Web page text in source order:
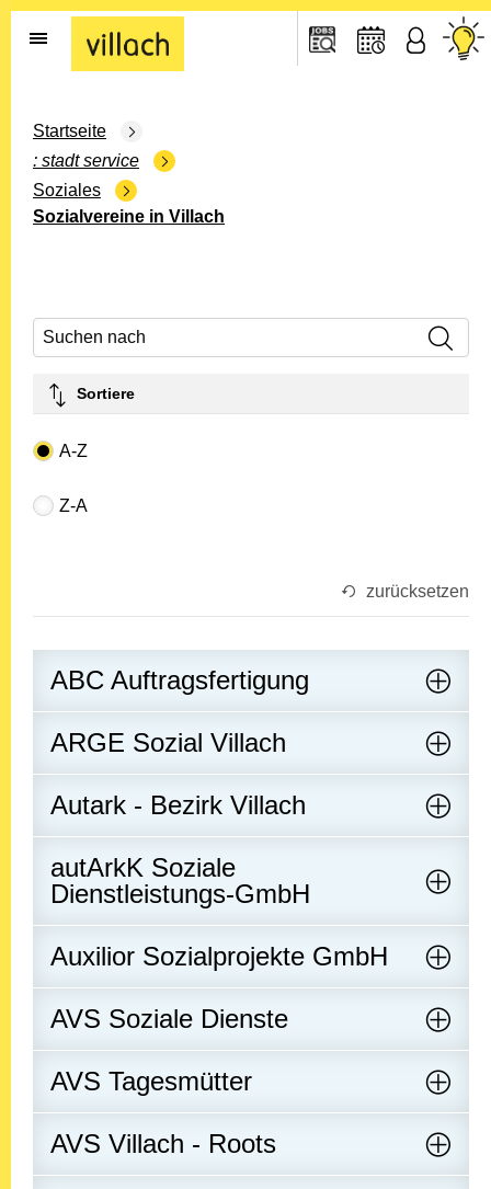
Gehe zur Startseite
Startseite
stadt service
Soziales
Sozialvereine in Villach
Suchen nach
Sortiere
Drop-down- Art
A-Z
Z-A
zurücksetzen
ABC Auftragsfertigung
ARGE Sozial Villach
Autark - Bezirk Villach
autArkK Soziale
Dienstleistungs-GmbH
Auxilior Sozialprojekte GmbH
AVS Soziale Dienste
AVS Tagesmütter
AVS Villach - Roots